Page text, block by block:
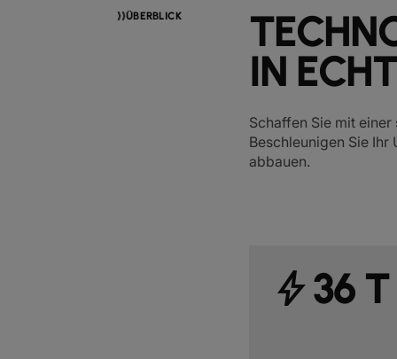
ÜBERBLICK
IN
Schaffen Sie mit
Beschleunigen Sie Ihr
abbauen.
bolt36